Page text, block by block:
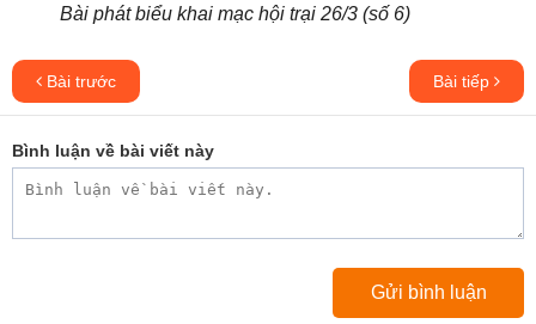
Bài phát biểu khai mạc hội trại 26/3 (số 6)
Bài trước Bài tiếp
Bình luận về bài viết này